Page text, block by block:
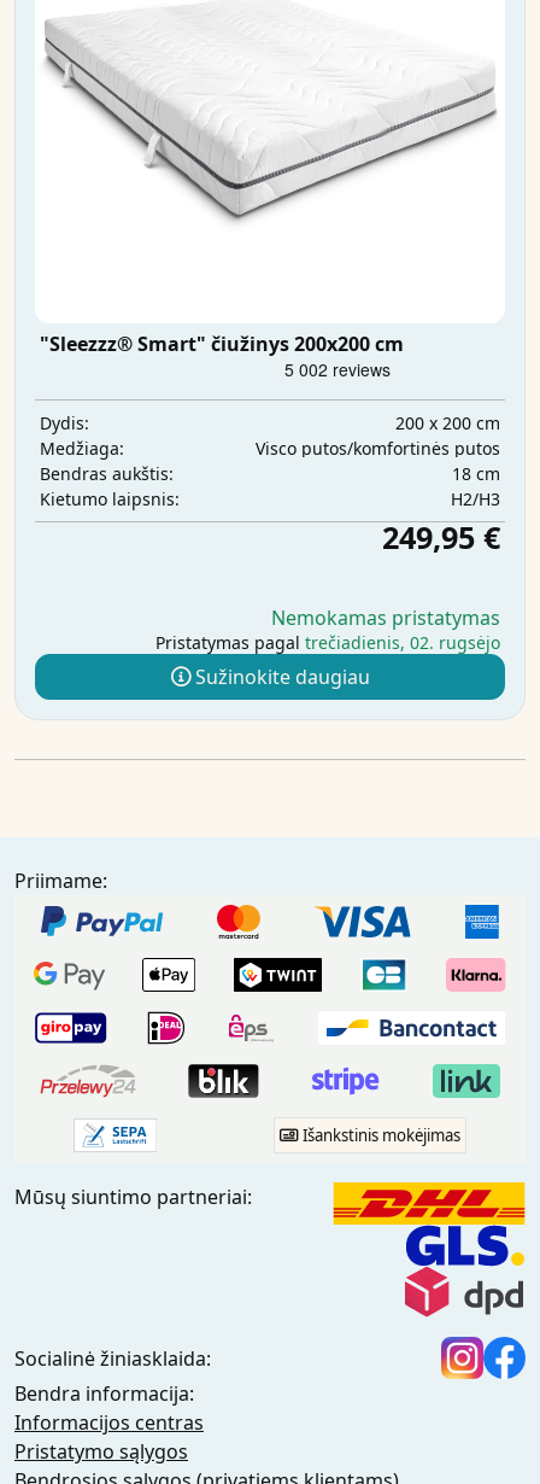
"Sleezzz® Smart" čiužinys 200x200 cm
Dydis:
200 x 200 cm
Medžiaga:
Visco putos/komfortinės putos
Bendras aukštis:
18 cm
Kietumo laipsnis:
H2/H3
249,95 €
Nemokamas pristatymas
Pristatymas pagal trečiadienis, 02. rugsėjo
Sužinokite daugiau
Priimame:
Išankstinis mokėjimas
Mūsų siuntimo partneriai:
Socialinė žiniasklaida:
Bendra informacija:
Informacijos centras
Pristatymo sąlygos